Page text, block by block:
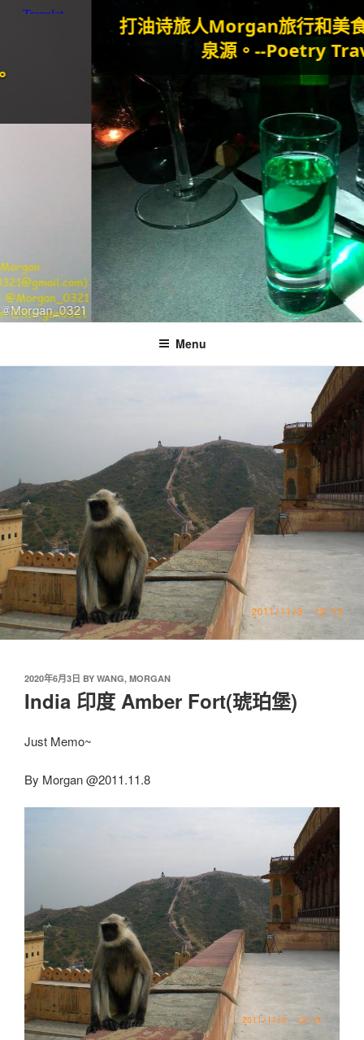
打油诗旅人Morgan旅行和美食是我
泉源。--Poetry Traveller
Menu
2020年6月3日 BY WANG, MORGAN
India 印度 Amber Fort(琥珀堡)
Just Memo~
By Morgan @2011.11.8